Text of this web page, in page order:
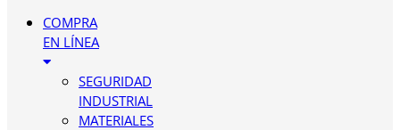
COMPRA
EN LÍNEA
SEGURIDAD
INDUSTRIAL
MATERIALES